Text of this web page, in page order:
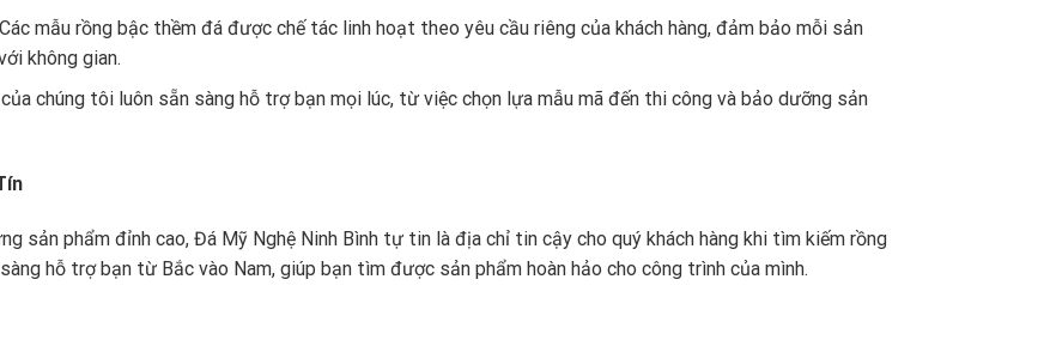
mẫu rồng bậc thềm đá được chế tác linh hoạt theo yêu cầu riêng của khách hàng, đảm bảo mỗi sản
không gian.
chúng tôi luôn sẵn sàng hỗ trợ bạn mọi lúc, từ việc chọn lựa mẫu mã đến thi công và bảo dưỡng sản
sản phẩm đỉnh cao, Đá Mỹ Nghệ Ninh Bình tự tin là địa chỉ tin cậy cho quý khách hàng khi tìm kiếm rồng
hỗ trợ bạn từ Bắc vào Nam, giúp bạn tìm được sản phẩm hoàn hảo cho công trình của mình.